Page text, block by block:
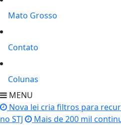
Mato Grosso
Contato
Colunas
MENU
Nova lei cria filtros para
no STJ
Mais de 200 mil